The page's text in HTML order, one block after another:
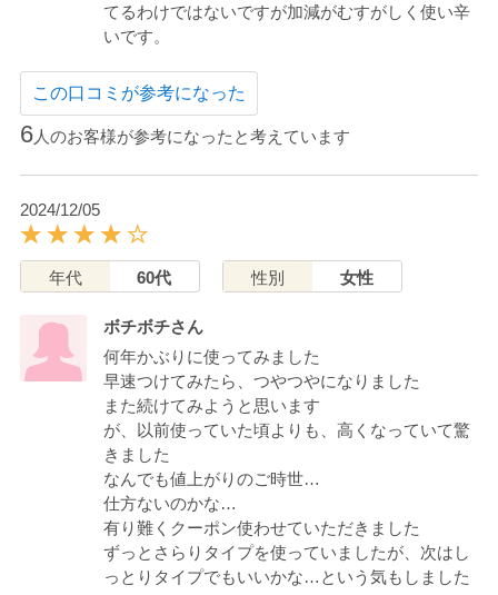
てるわけではないですが加減がむすがしく使い辛
いです。
この口コミが参考になった
6人のお客様が参考になったと考えています
2024/12/05
年代 60代 性別 女性
ボチボチさん
何年かぶりに使ってみました
早速つけてみたら、つやつやになりました
また続けてみようと思います
が、以前使っていた頃よりも、高くなっていて驚
きました
なんでも値上がりのご時世…
仕方ないのかな…
有り難くクーポン使わせていただきました
ずっとさらりタイプを使っていましたが、次はし
っとりタイプでもいいかな…という気もしました